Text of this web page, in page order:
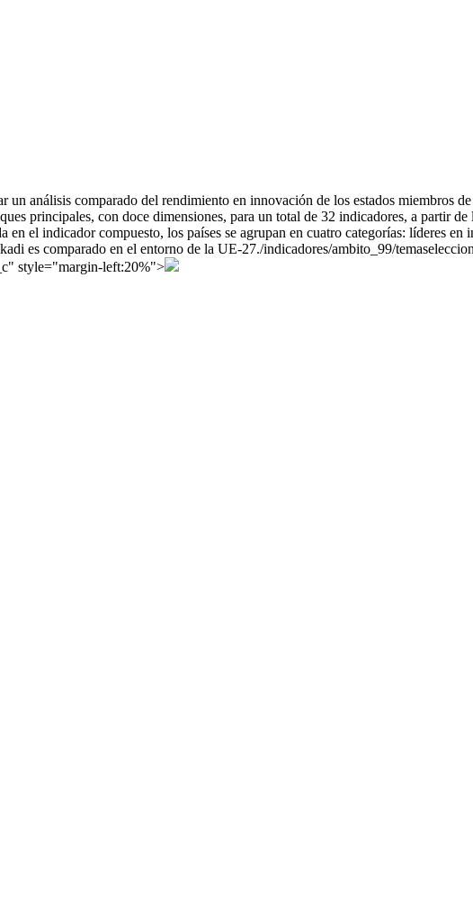
análisis comparado del rendimiento en innovación de los estados miembros
principales, con doce dimensiones, para un total de 32 indicadores, a partir
el indicador compuesto, los países se agrupan en cuatro categorías: líderes en
es comparado en el entorno de la UE-27./indicadores/ambito_99/
style="margin-left:20%">